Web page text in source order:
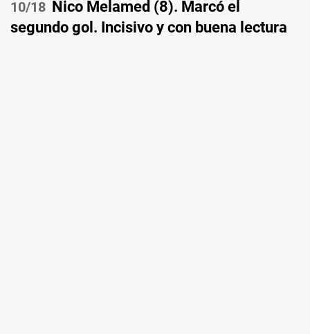
/18 Nico Melamed (8). Marcó el
segundo gol. Incisivo y con buena lectura